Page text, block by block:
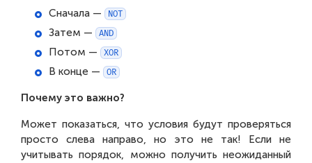
Сначала — NOT
Затем — AND
Потом — XOR
В конце — OR
Почему это важно?
Может показаться, что условия будут проверяться
просто слева направо, но это не так! Если не
учитывать порядок, можно получить неожиданный